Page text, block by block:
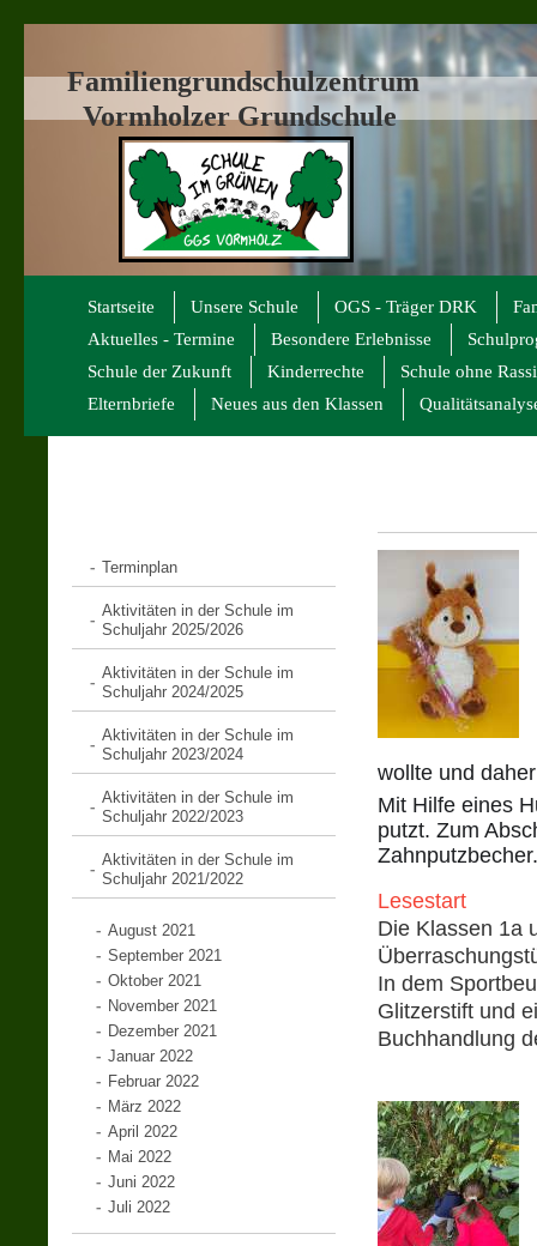
Familiengrundschulzentrum
Vormholzer Grundschule
Startseite Unsere Schule OGS - Träger DRK
Aktuelles - Termine
Besondere Erlebnisse
Schule der Zukunft
Kinderrechte
Schule ohne
Elternbriefe
Neues aus den Klassen
Terminplan
Aktivitäten in der Schule im
Schuljahr 2025/2026
Aktivitäten in der Schule im
Schuljahr 2024/2025
Aktivitäten in der Schule im
Schuljahr 2023/2024
Aktivitäten in der Schule im
Schuljahr 2022/2023
Aktivitäten in der Schule im
Schuljahr 2021/2022
August 2021
September 2021
Oktober 2021
November 2021
Dezember 2021
Januar 2022
Februar 2022
März 2022
April 2022
Mai 2022
Juni 2022
Juli 2022
wollte und
Mit Hilfe eines
putzt. Zum
Zahnputzbecher.
Lesestart
Die Klassen 1a
In dem
Glitzerstift und
Buchhandlung